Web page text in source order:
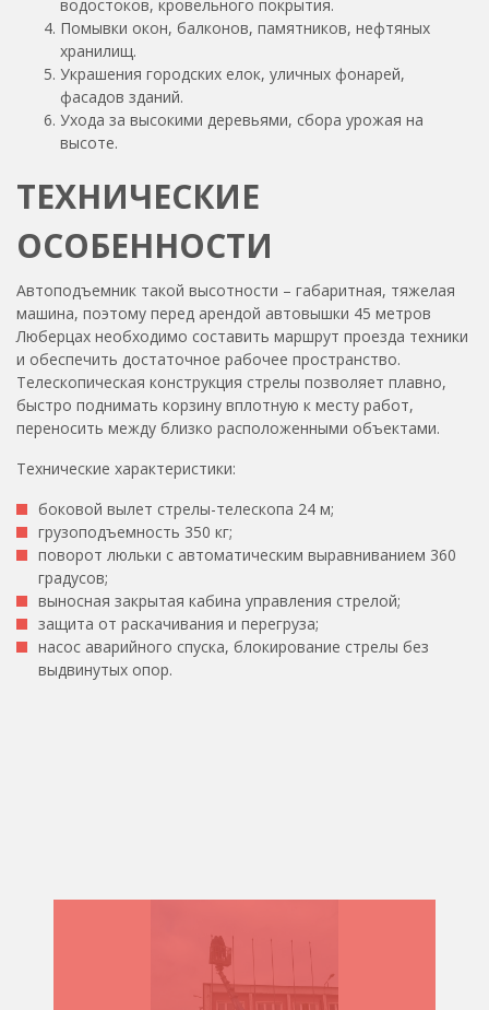
водостоков, кровельного покрытия.
Помывки окон, балконов, памятников, нефтяных
хранилищ.
Украшения городских елок, уличных фонарей,
фасадов зданий.
Ухода за высокими деревьями, сбора урожая на
высоте.
ТЕХНИЧЕСКИЕ
ОСОБЕННОСТИ
Автоподъемник такой высотности – габаритная, тяжелая
машина, поэтому перед арендой автовышки 45 метров
Люберцах необходимо составить маршрут проезда техники
и обеспечить достаточное рабочее пространство.
Телескопическая конструкция стрелы позволяет плавно,
быстро поднимать корзину вплотную к месту работ,
переносить между близко расположенными объектами.
Технические характеристики:
боковой вылет стрелы-телескопа 24 м;
грузоподъемность 350 кг;
поворот люльки с автоматическим выравниванием 360
градусов;
выносная закрытая кабина управления стрелой;
защита от раскачивания и перегруза;
насос аварийного спуска, блокирование стрелы без
выдвинутых опор.